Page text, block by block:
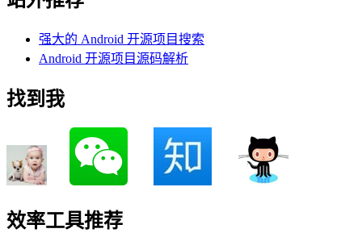
强大的 Android 开源项目搜索
Android 开源项目源码解析
找到我
效率工具推荐